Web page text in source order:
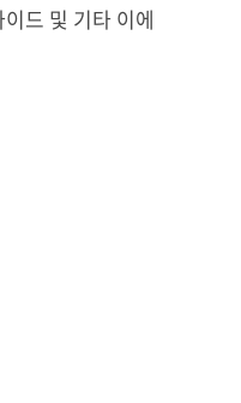
드 및 기타 이에